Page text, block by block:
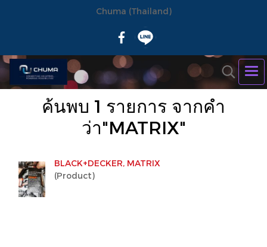
Chuma (Thailand)
ค้นพบ 1 รายการ จากคำ
ว่า"MATRIX"
BLACK+DECKER, MATRIX
(Product)